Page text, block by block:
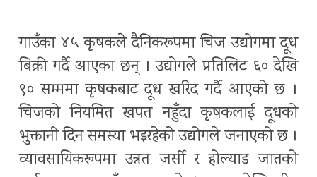
गाउँका ४५ कृषकले दैनिकरूपमा चिज उद्योगमा दूध
बिक्री गर्दै आएका छन् । उद्योगले प्रतिलिट ६० देखि
९० सम्ममा कृषकबाट दूध खरिद गर्दै आएको छ ।
चिजको नियमित खपत नहुँदा कृषकलाई दूधको
भुक्तानी दिन समस्या भइरहेको उद्योगले जनाएको छ ।
व्यावसायिकरूपमा उन्नत जर्सी र होल्याड जातको